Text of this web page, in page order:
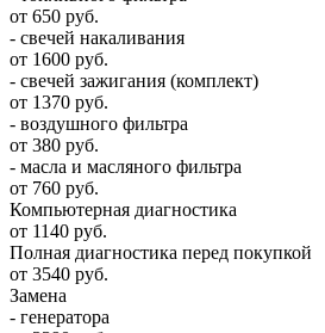
от 650 руб.
- свечей накаливания
от 1600 руб.
- свечей зажигания (комплект)
от 1370 руб.
- воздушного фильтра
от 380 руб.
- масла и масляного фильтра
от 760 руб.
Компьютерная диагностика
от 1140 руб.
Полная диагностика перед покупкой
от 3540 руб.
Замена
- генератора